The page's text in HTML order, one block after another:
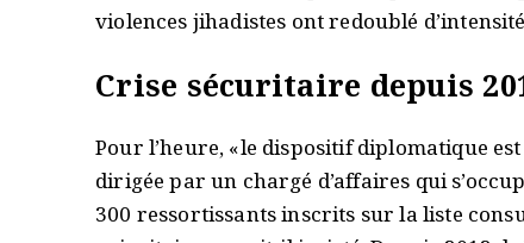
violences jihadistes ont redoublé
Crise sécuritaire depuis
Pour l’heure, «le dispositif diplomatique
dirigée par un chargé d’affaires qui
300 ressortissants inscrits sur la liste